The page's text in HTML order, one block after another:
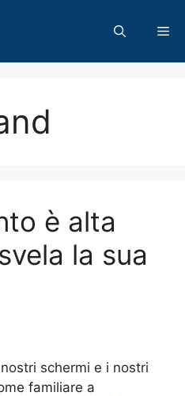
è alta
la sua
schermi e i nostri
familiare a